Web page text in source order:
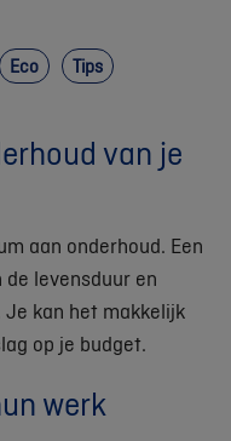
Eco Tips
van je
aan onderhoud. Een
levensduur en
kan het makkelijk
op je budget.
werk